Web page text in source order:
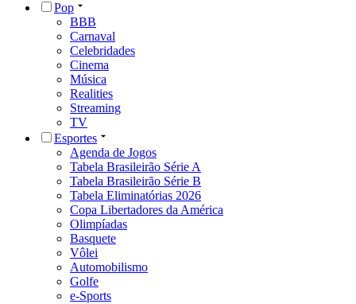
Pop
BBB
Carnaval
Celebridades
Cinema
Música
Realities
Streaming
TV
Esportes
Agenda de Jogos
Tabela Brasileirão Série A
Tabela Brasileirão Série B
Tabela Eliminatórias 2026
Copa Libertadores da América
Olimpíadas
Basquete
Vôlei
Automobilismo
Golfe
e-Sports